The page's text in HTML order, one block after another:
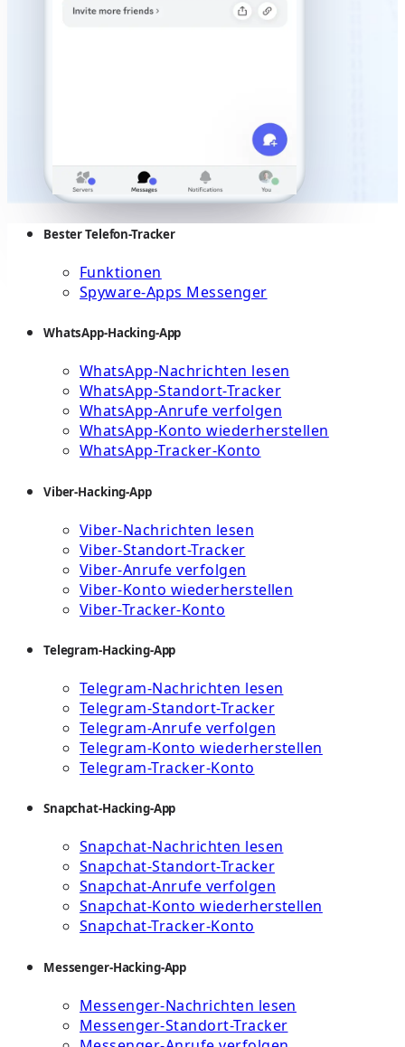
Bester Telefon-Tracker
Funktionen
Spyware-Apps Messenger
WhatsApp-Hacking-App
WhatsApp-Nachrichten lesen
WhatsApp-Standort-Tracker
WhatsApp-Anrufe verfolgen
WhatsApp-Konto wiederherstellen
WhatsApp-Tracker-Konto
Viber-Hacking-App
Viber-Nachrichten lesen
Viber-Standort-Tracker
Viber-Anrufe verfolgen
Viber-Konto wiederherstellen
Viber-Tracker-Konto
Telegram-Hacking-App
Telegram-Nachrichten lesen
Telegram-Standort-Tracker
Telegram-Anrufe verfolgen
Telegram-Konto wiederherstellen
Telegram-Tracker-Konto
Snapchat-Hacking-App
Snapchat-Nachrichten lesen
Snapchat-Standort-Tracker
Snapchat-Anrufe verfolgen
Snapchat-Konto wiederherstellen
Snapchat-Tracker-Konto
Messenger-Hacking-App
Messenger-Nachrichten lesen
Messenger-Standort-Tracker